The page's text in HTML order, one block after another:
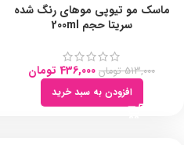
ماسک مو تیوپی موهای رنگ شده
سریتا حجم 200ml
513,000 تومان 436,000 تومان
افزودن به سبد خرید